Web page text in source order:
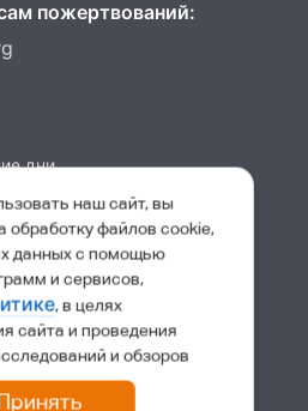
пожертвований:
дни
сообщение на
соц. сетях
наш сайт, вы
обработку файлов cookie,
данных с помощью
и сервисов,
, в целях
сайта и проведения
и обзоров